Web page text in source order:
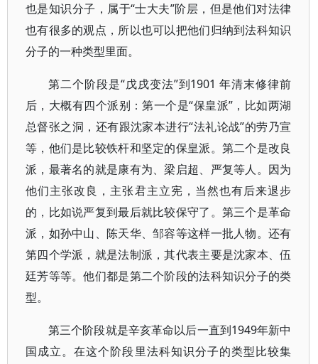
也是知识分子，属于“士大夫”阶层，但是他们对法律
也有很多的观点，所以也可以把他们归纳到法科知识
分子的一种类型里面。
第二个阶段是“戊戌变法”到1901 年清末修律前
后，大概有四个派别：第一个是“保皇派”，比如两湖
总督张之洞，还有跟沈家本进行“法礼论战”的劳乃宣
等，他们是比较铁杆和坚定的保皇派。第二个是改良
派，最著名的就是康有为、梁启超、严复等人。因为
他们主张改良，主张君主立宪，当然也有后来退步
的，比如说严复到最后就比较保守了。第三个是革命
派，如孙中山、陈天华、邹容等这样一批人物。还有
第四个学派，就是法制派，其代表主要是沈家本、伍
廷芳等等。他们都是第二个阶段的法科知识分子的类
型。
第三个阶段就是辛亥革命以后一直到1949年新中
国成立。在这个阶段里法科知识分子的类型比较集